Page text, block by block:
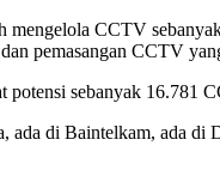
mengelola CCTV
pemasangan CCTV
potensi sebanyak 16.781
ada di Baintelkam, ada di